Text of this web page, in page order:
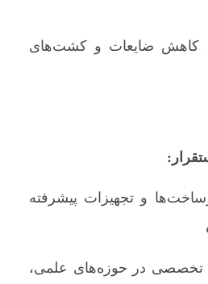
کاهش ضایعات و کشت‌های
و تجهیزات پیشرفته
تخصصی در حوزه‌های علمی،